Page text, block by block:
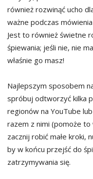
również rozwinąć ucho
ważne podczas
Jest to również świetne
śpiewania; jeśli nie, nie
właśnie go masz!
Najlepszym sposobem
spróbuj odtworzyć kilka
regionów na YouTube
razem z nimi (pomoże to
zacznij robić małe kroki,
by w końcu przejść do
zatrzymywania się.